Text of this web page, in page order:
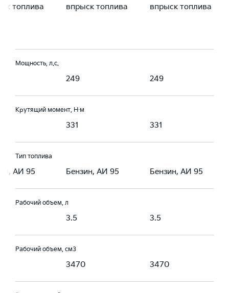
топлива
впрыск топлива
впрыск топлива
Мощность, л.с.
249 249
Крутящий момент, Н·м
331 331
Тип топлива
АИ 95 Бензин, АИ 95 Бензин, АИ 95
Рабочий объем, л
3.5 3.5
Рабочий объем, см3
3470 3470